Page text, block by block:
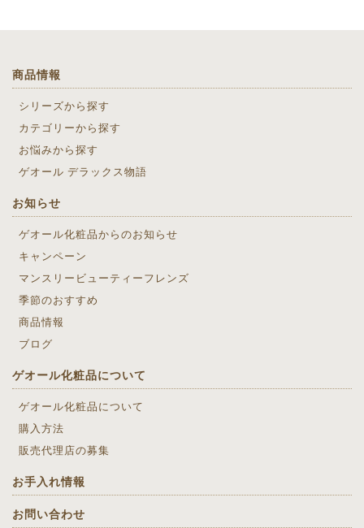
商品情報
シリーズから探す
カテゴリーから探す
お悩みから探す
ゲオール デラックス物語
お知らせ
ゲオール化粧品からのお知らせ
キャンペーン
マンスリービューティーフレンズ
季節のおすすめ
商品情報
ブログ
ゲオール化粧品について
ゲオール化粧品について
購入方法
販売代理店の募集
お手入れ情報
お問い合わせ